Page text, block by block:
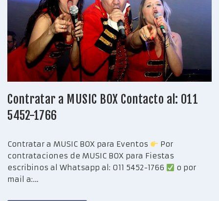
Contratar a MUSIC BOX Contacto al: 011
5452-1766
Contratar a MUSIC BOX para Eventos
Por
contrataciones de MUSIC BOX para Fiestas
escribinos al Whatsapp al: 011 5452-1766
o por
mail a:…